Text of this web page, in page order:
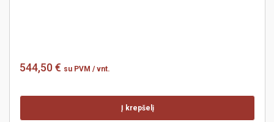
544,50 € su PVM / vnt.
Į krepšelį